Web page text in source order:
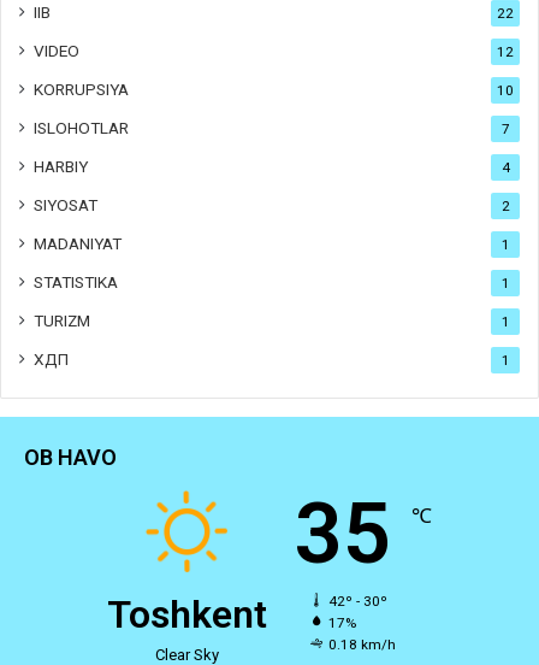
IIB 22
VIDEO 12
KORRUPSIYA 10
ISLOHOTLAR 7
HARBIY 4
SIYOSAT 2
MADANIYAT 1
STATISTIKA 1
TURIZM 1
ХДП 1
OB HAVO
Toshkent
Clear Sky
35 ℃
42º - 30º
17%
0.18 km/h